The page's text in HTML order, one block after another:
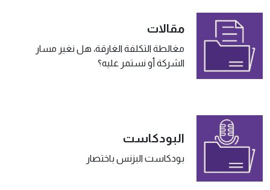
مقالات
مغالطة التكلفة الغارقة، هل نغير مسار
الشركة أو نستمر عليه؟
البودكاست
بودكاست البزنس باختصار